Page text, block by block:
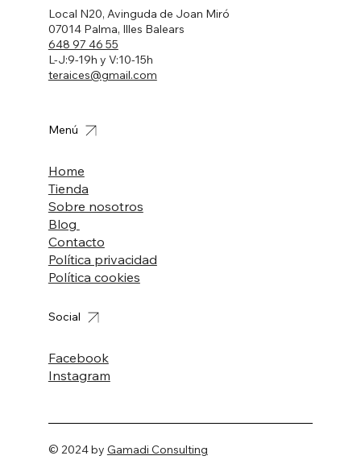
© 2024 by Gamadi Consulting
Local N20, Avinguda de Joan Miró
07014 Palma, Illes Balears
648 97 46 55
L-J:9-19h y V:10-15h
teraices@gmail.com
Home
Tienda
Sobre nosotros
Blog
Contacto
Política privacidad
Política cookies
Menú
Facebook
Instagram
Social